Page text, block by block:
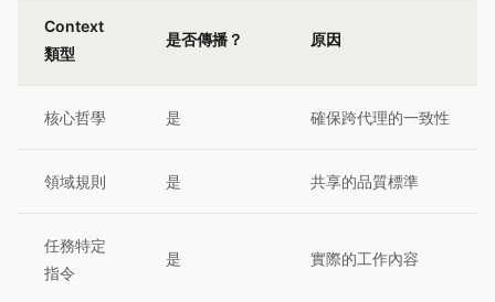
Context
類型
是否傳播？ 原因
核心哲學 是 確保跨代理的一致性
領域規則 是 共享的品質標準
任務特定
指令
是 實際的工作內容